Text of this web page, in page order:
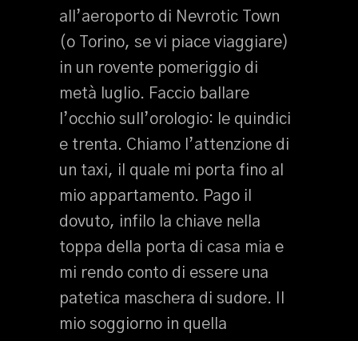
all’aeroporto di Nevrotic Town
(o Torino, se vi piace viaggiare)
in un rovente pomeriggio di
metà luglio. Faccio ballare
l’occhio sull’orologio: le quindici
e trenta. Chiamo l’attenzione di
un taxi, il quale mi porta fino al
mio appartamento. Pago il
dovuto, infilo la chiave nella
toppa della porta di casa mia e
mi rendo conto di essere una
patetica maschera di sudore. Il
mio soggiorno in quella